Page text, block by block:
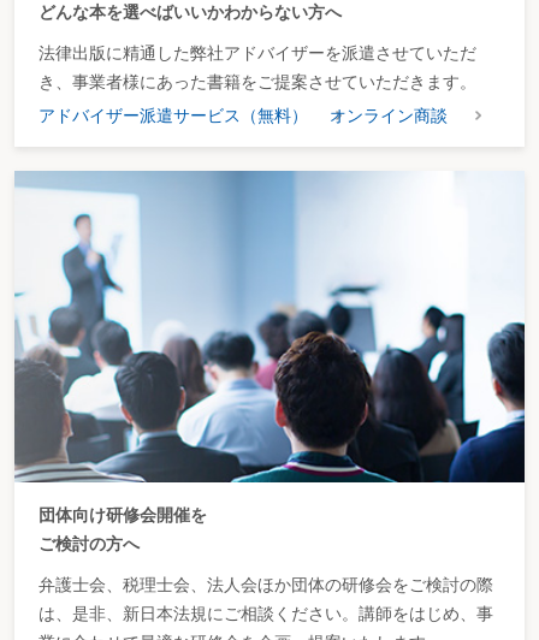
どんな本を選べばいいかわからない方へ
法律出版に精通した弊社アドバイザーを派遣させていただ
き、事業者様にあった書籍をご提案させていただきます。
アドバイザー派遣サービス（無料）
オンライン商談
団体向け研修会開催を
ご検討の方へ
弁護士会、税理士会、法人会ほか団体の研修会をご検討の際
は、是非、新日本法規にご相談ください。講師をはじめ、事